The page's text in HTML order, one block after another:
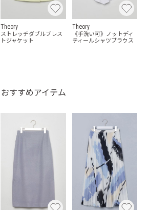
Theory
ストレッチダブルブレス
トジャケット
Theory
《手洗い可》ノットディ
ティールシャツブラウス
おすすめアイテム